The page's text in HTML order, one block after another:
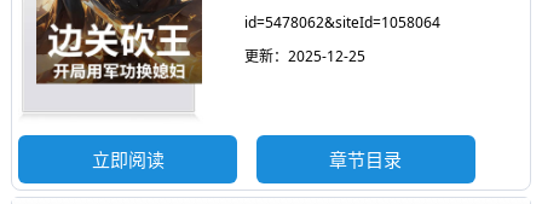
id=5478062&siteId=1058064
更新：2025-12-25
立即阅读 章节目录